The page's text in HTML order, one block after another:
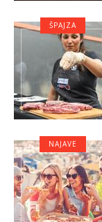
ŠPAJZA
NAJAVE